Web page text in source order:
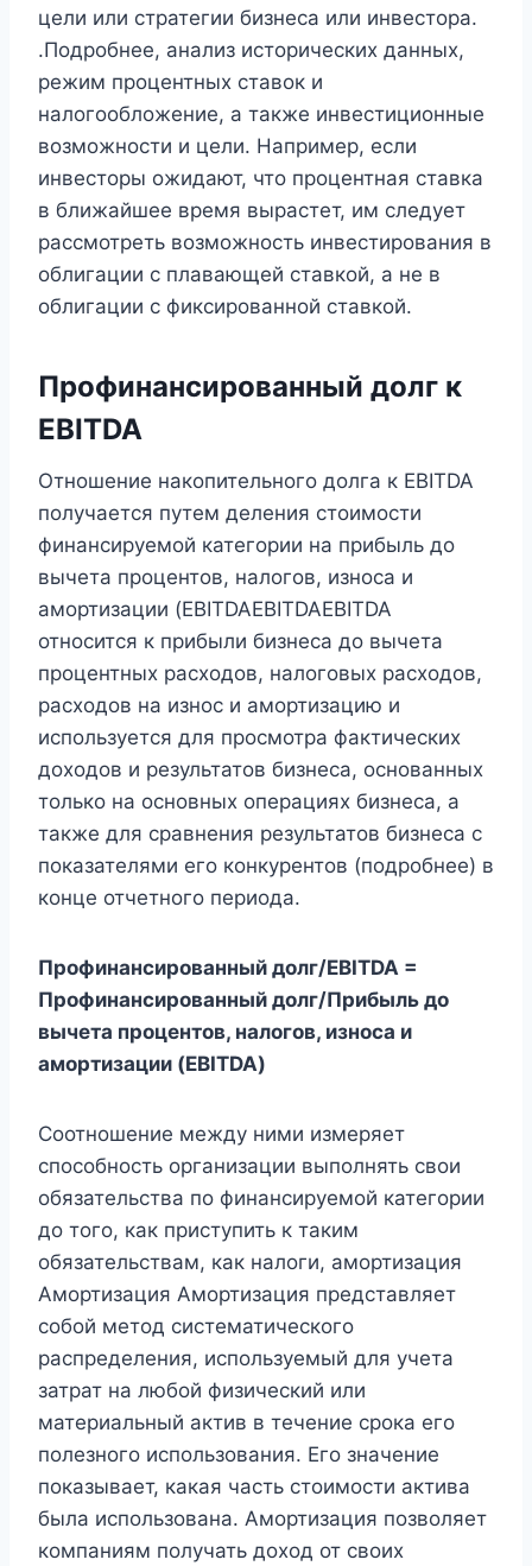
цели или стратегии бизнеса или инвестора.
.Подробнее, анализ исторических данных,
режим процентных ставок и
налогообложение, а также инвестиционные
возможности и цели. Например, если
инвесторы ожидают, что процентная ставка
в ближайшее время вырастет, им следует
рассмотреть возможность инвестирования в
облигации с плавающей ставкой, а не в
облигации с фиксированной ставкой.
Профинансированный долг к
EBITDA
Отношение накопительного долга к EBITDA
получается путем деления стоимости
финансируемой категории на прибыль до
вычета процентов, налогов, износа и
амортизации (EBITDAEBITDAEBITDA
относится к прибыли бизнеса до вычета
процентных расходов, налоговых расходов,
расходов на износ и амортизацию и
используется для просмотра фактических
доходов и результатов бизнеса, основанных
только на основных операциях бизнеса, а
также для сравнения результатов бизнеса с
показателями его конкурентов (подробнее) в
конце отчетного периода.
Профинансированный долг/EBITDA =
Профинансированный долг/Прибыль до
вычета процентов, налогов, износа и
амортизации (EBITDA)
Соотношение между ними измеряет
способность организации выполнять свои
обязательства по финансируемой категории
до того, как приступить к таким
обязательствам, как налоги, амортизация
Амортизация Амортизация представляет
собой метод систематического
распределения, используемый для учета
затрат на любой физический или
материальный актив в течение срока его
полезного использования. Его значение
показывает, какая часть стоимости актива
была использована. Амортизация позволяет
компаниям получать доход от своих